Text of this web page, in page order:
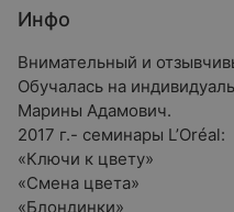
Инфо
Внимательный и
Обучалась на
Марины Адамович.
2017 г.- семинары L’Oréal:
«Ключи к цвету»
«Смена цвета»
«Блондинки»